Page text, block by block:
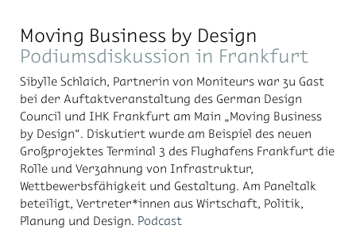
Moving Business by Design
Podiumsdiskussion in Frankfurt
Sibylle Schlaich, Partnerin von Moniteurs war zu Gast
bei der Auftaktveranstaltung des German Design
Council und IHK Frankfurt am Main „Moving Business
by Design“. Diskutiert wurde am Beispiel des neuen
Großprojektes Terminal 3 des Flughafens Frankfurt die
Rolle und Verzahnung von Infrastruktur,
Wettbewerbsfähigkeit und Gestaltung. Am Paneltalk
beteiligt, Vertreter*innen aus Wirtschaft, Politik,
Planung und Design. Podcast